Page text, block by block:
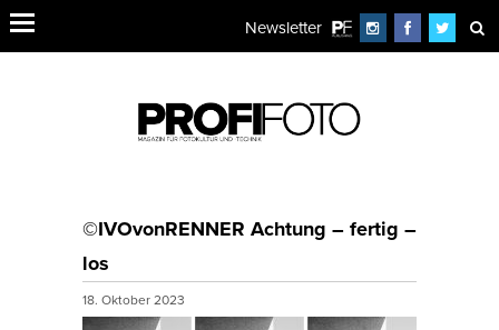
Newsletter
©IVOvonRENNER Achtung – fertig –
los
18. Oktober 2023